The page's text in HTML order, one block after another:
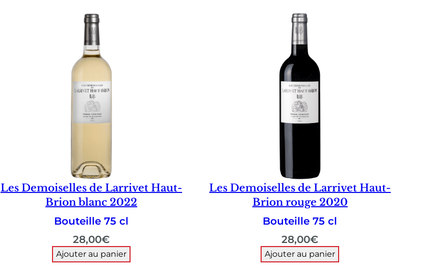
Les Demoiselles de Larrivet Haut-
Brion blanc 2022
Bouteille 75 cl
28,00€
Ajouter au panier
Les Demoiselles de Larrivet Haut-
Brion rouge 2020
Bouteille 75 cl
28,00€
Ajouter au panier